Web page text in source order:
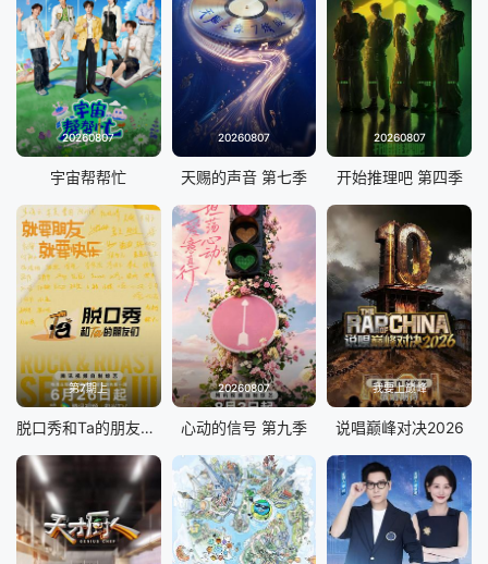
20260807
宇宙帮帮忙
20260807
天赐的声音 第七季
20260807
开始推理吧 第四季
第7期上
脱口秀和Ta的朋友们 第三季
20260807
心动的信号 第九季
我要上巅峰
说唱巅峰对决2026